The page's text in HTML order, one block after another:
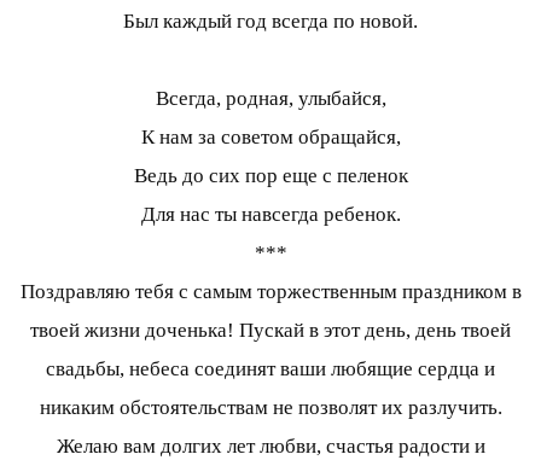
Был каждый год всегда по новой.
Всегда, родная, улыбайся,
К нам за советом обращайся,
Ведь до сих пор еще с пеленок
Для нас ты навсегда ребенок.
***
Поздравляю тебя с самым торжественным праздником в
твоей жизни доченька! Пускай в этот день, день твоей
свадьбы, небеса соединят ваши любящие сердца и
никаким обстоятельствам не позволят их разлучить.
Желаю вам долгих лет любви, счастья радости и